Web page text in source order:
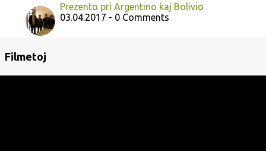
Prezento pri Argentino kaj Bolivio
03.04.2017 - 0 Comments
Filmetoj